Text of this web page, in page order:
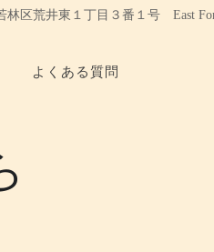
林区荒井東１丁目３番１号 East
よくある質問